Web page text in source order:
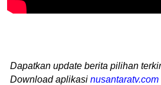
Dapatkan update berita pilihan
Download aplikasi nusantaratv.com